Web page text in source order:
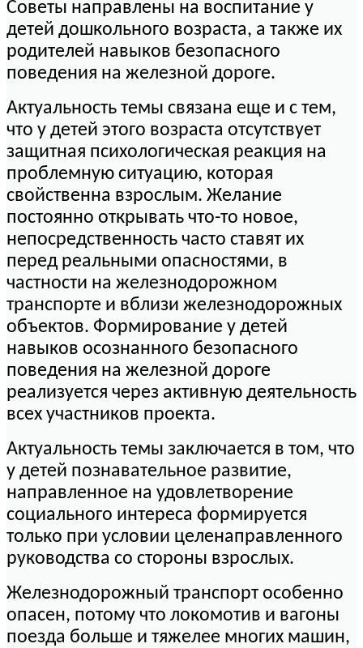
Советы направлены на воспитание у
детей дошкольного возраста, а также их
родителей навыков безопасного
поведения на железной дороге.
Актуальность темы связана еще и с тем,
что у детей этого возраста отсутствует
защитная психологическая реакция на
проблемную ситуацию, которая
свойственна взрослым. Желание
постоянно открывать что-то новое,
непосредственность часто ставят их
перед реальными опасностями, в
частности на железнодорожном
транспорте и вблизи железнодорожных
объектов. Формирование у детей
навыков осознанного безопасного
поведения на железной дороге
реализуется через активную деятельность
всех участников проекта.
Актуальность темы заключается в том, что
у детей познавательное развитие,
направленное на удовлетворение
социального интереса формируется
только при условии целенаправленного
руководства со стороны взрослых.
Железнодорожный транспорт особенно
опасен, потому что локомотив и вагоны
поезда больше и тяжелее многих машин,